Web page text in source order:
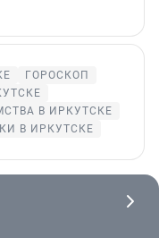
ГОРОСКОП
В ИРКУТСКЕ
В ИРКУТСКЕ